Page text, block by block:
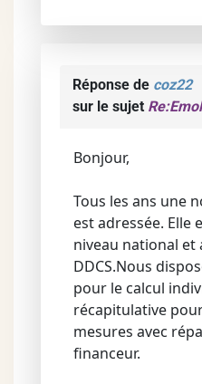
Réponse de coz22
sur le sujet
Bonjour,
Tous les ans une
est adressée. Elle
niveau national et
DDCS.Nous
pour le calcul
récapitulative
mesures avec
financeur.